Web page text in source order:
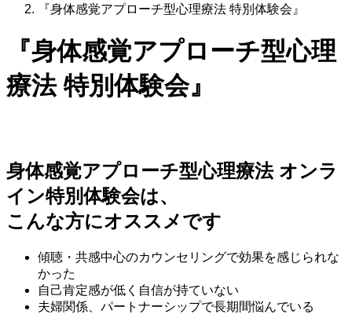
『身体感覚アプローチ型心理療法 特別体験会』
『身体感覚アプローチ型心理
療法 特別体験会』
身体感覚アプローチ型心理療法 オンラ
イン特別体験会は、
こんな方にオススメです
傾聴・共感中心のカウンセリングで効果を感じられな
かった
自己肯定感が低く自信が持ていない
夫婦関係、パートナーシップで長期間悩んでいる